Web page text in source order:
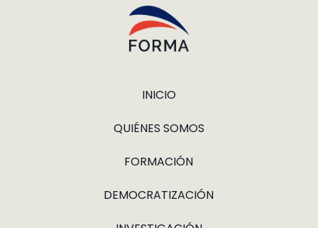
INICIO
QUIÉNES SOMOS
FORMACIÓN
DEMOCRATIZACIÓN